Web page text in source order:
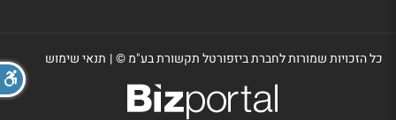
כל הזכויות שמורות לחברת ביזפורטל תקשורת בע"מ ©| תנאי שימוש